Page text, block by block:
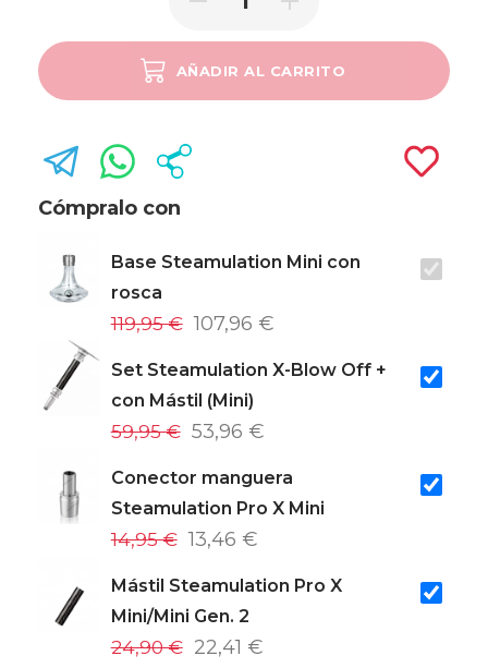
AÑADIR AL CARRITO
Cómpralo con
Base Steamulation Mini con
rosca
119,95 € 107,96 €
Set Steamulation X-Blow Off +
con Mástil (Mini)
59,95 € 53,96 €
Conector manguera
Steamulation Pro X Mini
14,95 € 13,46 €
Mástil Steamulation Pro X
Mini/Mini Gen. 2
24,90 € 22,41 €